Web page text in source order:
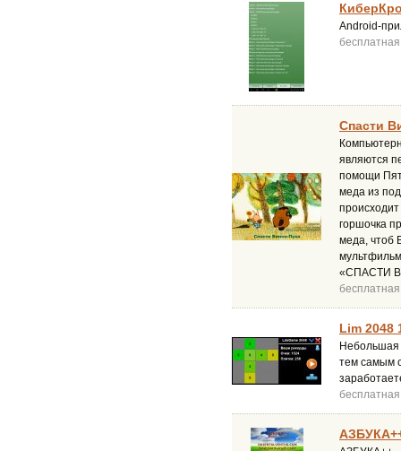
Android-
бесплатная
Спасти
являются
помощи
меда из
горшочка
меда, чтоб
«СПАСТИ
бесплатная
Lim 2048
Небольшая
тем самым
бесплатная